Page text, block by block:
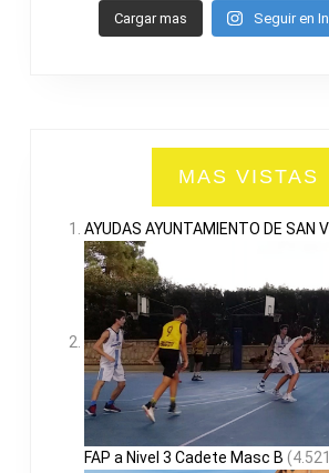
Cargar mas Seguir en
MAS VISTAS
AYUDAS AYUNTAMIENTO DE SAN
FAP a Nivel 3 Cadete Masc B